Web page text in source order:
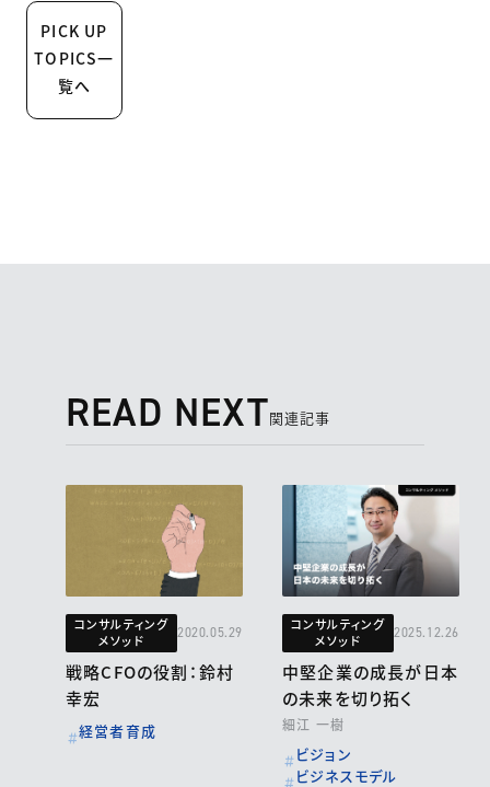
PICK UP
TOPICS一
覧へ
READ NEXT関連記事
コンサルティング
メソッド
2020.05.29
戦略CFOの役割：鈴村
幸宏
経営者育成
コンサルティング
メソッド
2025.12.26
中堅企業の成長が日本
の未来を切り拓く
細江 一樹
ビジョン
ビジネスモデル